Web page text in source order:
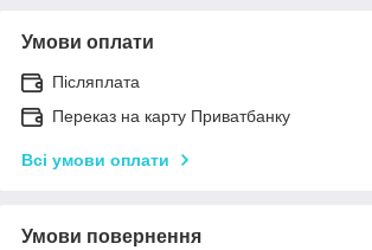
Умови оплати
Післяплата
Переказ на карту Приватбанку
Всі умови оплати
Умови повернення